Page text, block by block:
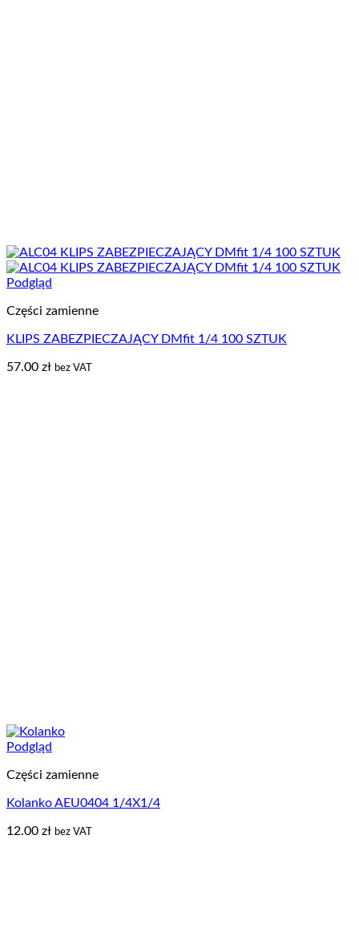
Podgląd
Części zamienne
KLIPS ZABEZPIECZAJĄCY DMfit 1/4 100 SZTUK
57.00 zł bez VAT
Podgląd
Części zamienne
Kolanko AEU0404 1/4X1/4
12.00 zł bez VAT